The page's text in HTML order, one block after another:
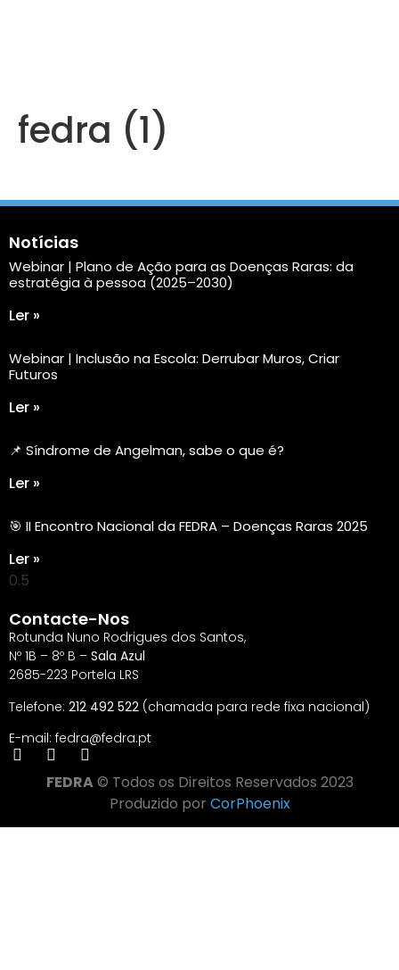
fedra (1)
Notícias
Webinar | Plano de Ação para as Doenças Raras: da
estratégia à pessoa (2025–2030)
Ler »
Webinar | Inclusão na Escola: Derrubar Muros, Criar
Futuros
Ler »
📌 Síndrome de Angelman, sabe o que é?
Ler »
🎯 II Encontro Nacional da FEDRA – Doenças Raras 2025
Ler »
Contacte-Nos
Rotunda Nuno Rodrigues dos Santos,
Nº 1B – 8º B – Sala Azul
2685-223 Portela LRS
Telefone: 212 492 522 (chamada para rede fixa nacional)
E-mail: fedra@fedra.pt
FEDRA© Todos os Direitos Reservados 2023
Produzido por CorPhoenix